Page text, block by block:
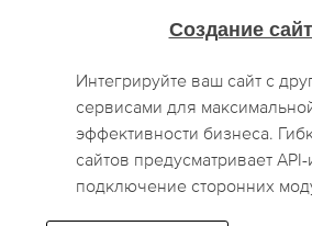
Создание
Интегрируйте ваш сайт с
сервисами для
эффективности бизнеса.
сайтов предусматривает
подключение сторонних